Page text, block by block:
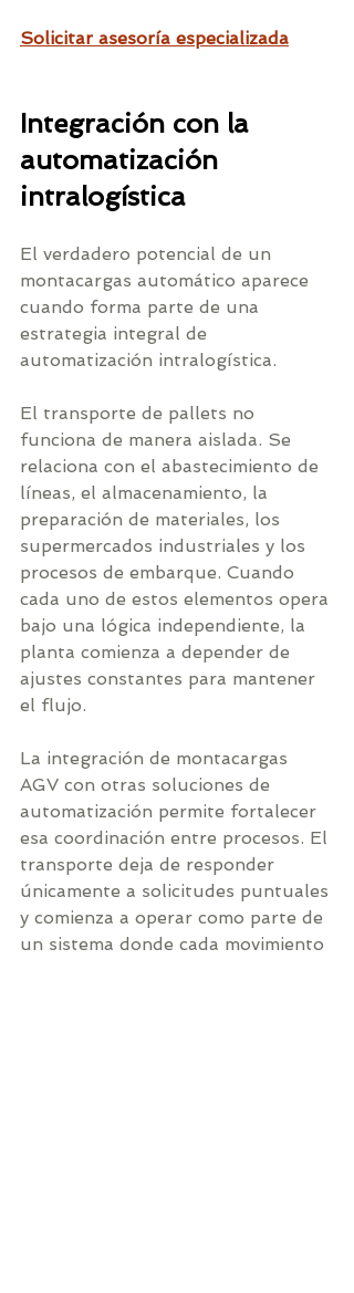
Solicitar asesoría especializada
Integración con la
automatización
intralogística
El verdadero potencial de un
montacargas automático aparece
cuando forma parte de una
estrategia integral de
automatización intralogística.
El transporte de pallets no
funciona de manera aislada. Se
relaciona con el abastecimiento de
líneas, el almacenamiento, la
preparación de materiales, los
supermercados industriales y los
procesos de embarque. Cuando
cada uno de estos elementos opera
bajo una lógica independiente, la
planta comienza a depender de
ajustes constantes para mantener
el flujo.
La integración de montacargas
AGV con otras soluciones de
automatización permite fortalecer
esa coordinación entre procesos. El
transporte deja de responder
únicamente a solicitudes puntuales
y comienza a operar como parte de
un sistema donde cada movimiento